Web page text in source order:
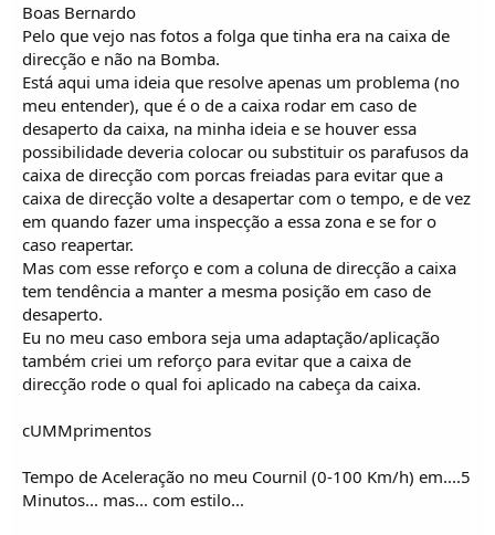
Boas Bernardo
Pelo que vejo nas fotos a folga que tinha era na caixa de
direcção e não na Bomba.
Está aqui uma ideia que resolve apenas um problema (no
meu entender), que é o de a caixa rodar em caso de
desaperto da caixa, na minha ideia e se houver essa
possibilidade deveria colocar ou substituir os parafusos da
caixa de direcção com porcas freiadas para evitar que a
caixa de direcção volte a desapertar com o tempo, e de vez
em quando fazer uma inspecção a essa zona e se for o
caso reapertar.
Mas com esse reforço e com a coluna de direcção a caixa
tem tendência a manter a mesma posição em caso de
desaperto.
Eu no meu caso embora seja uma adaptação/aplicação
também criei um reforço para evitar que a caixa de
direcção rode o qual foi aplicado na cabeça da caixa.
cUMMprimentos
Tempo de Aceleração no meu Cournil (0-100 Km/h) em....5
Minutos... mas... com estilo...